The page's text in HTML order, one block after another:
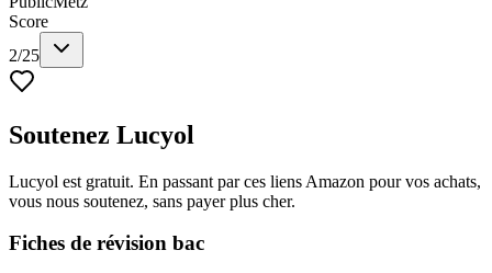
Score
2/25
Soutenez Lucyol
Lucyol est gratuit. En passant par ces liens Amazon pour vos achats,
vous nous soutenez, sans payer plus cher.
Fiches de révision bac